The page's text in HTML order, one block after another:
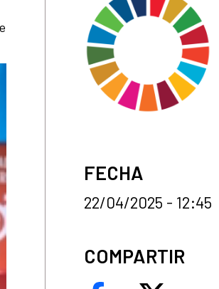
FECHA
22/04/2025 - 12:45
COMPARTIR